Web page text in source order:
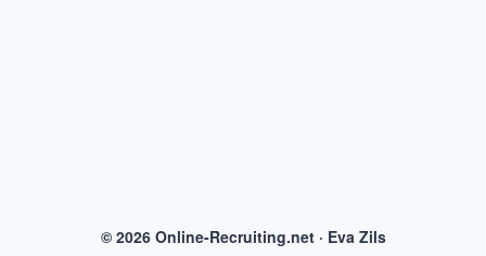
© 2026 Online-Recruiting.net · Eva Zils